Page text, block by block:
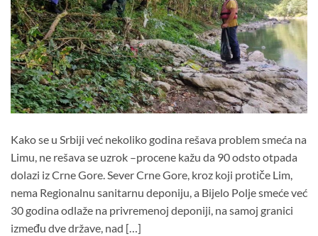
Kako se u Srbiji već nekoliko godina rešava problem smeća na
Limu, ne rešava se uzrok –procene kažu da 90 odsto otpada
dolazi iz Crne Gore. Sever Crne Gore, kroz koji protiče Lim,
nema Regionalnu sanitarnu deponiju, a Bijelo Polje smeće već
30 godina odlaže na privremenoj deponiji, na samoj granici
između dve države, nad […]